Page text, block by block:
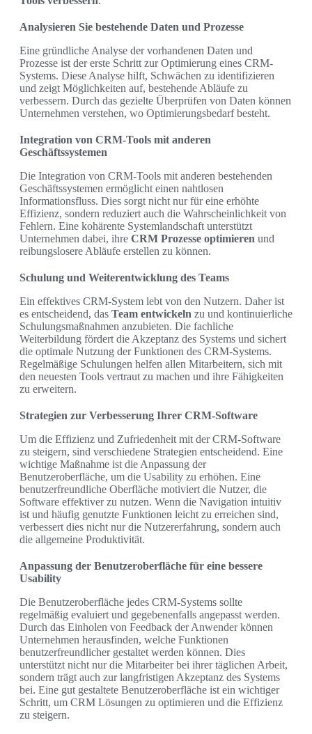
Analysieren Sie bestehende Daten und Prozesse
Eine gründliche Analyse der vorhandenen Daten und
Prozesse ist der erste Schritt zur Optimierung eines CRM-
Systems. Diese Analyse hilft, Schwächen zu identifizieren
und zeigt Möglichkeiten auf, bestehende Abläufe zu
verbessern. Durch das gezielte Überprüfen von Daten können
Unternehmen verstehen, wo Optimierungsbedarf besteht.
Integration von CRM-Tools mit anderen
Geschäftssystemen
Die Integration von CRM-Tools mit anderen bestehenden
Geschäftssystemen ermöglicht einen nahtlosen
Informationsfluss. Dies sorgt nicht nur für eine erhöhte
Effizienz, sondern reduziert auch die Wahrscheinlichkeit von
Fehlern. Eine kohärente Systemlandschaft unterstützt
Unternehmen dabei, ihre CRM Prozesse optimieren und
reibungslosere Abläufe erstellen zu können.
Schulung und Weiterentwicklung des Teams
Ein effektives CRM-System lebt von den Nutzern. Daher ist
es entscheidend, das Team entwickeln zu und kontinuierliche
Schulungsmaßnahmen anzubieten. Die fachliche
Weiterbildung fördert die Akzeptanz des Systems und sichert
die optimale Nutzung der Funktionen des CRM-Systems.
Regelmäßige Schulungen helfen allen Mitarbeitern, sich mit
den neuesten Tools vertraut zu machen und ihre Fähigkeiten
zu erweitern.
Strategien zur Verbesserung Ihrer CRM-Software
Um die Effizienz und Zufriedenheit mit der CRM-Software
zu steigern, sind verschiedene Strategien entscheidend. Eine
wichtige Maßnahme ist die Anpassung der
Benutzeroberfläche, um die Usability zu erhöhen. Eine
benutzerfreundliche Oberfläche motiviert die Nutzer, die
Software effektiver zu nutzen. Wenn die Navigation intuitiv
ist und häufig genutzte Funktionen leicht zu erreichen sind,
verbessert dies nicht nur die Nutzererfahrung, sondern auch
die allgemeine Produktivität.
Anpassung der Benutzeroberfläche für eine bessere
Usability
Die Benutzeroberfläche jedes CRM-Systems sollte
regelmäßig evaluiert und gegebenenfalls angepasst werden.
Durch das Einholen von Feedback der Anwender können
Unternehmen herausfinden, welche Funktionen
benutzerfreundlicher gestaltet werden können. Dies
unterstützt nicht nur die Mitarbeiter bei ihrer täglichen Arbeit,
sondern trägt auch zur langfristigen Akzeptanz des Systems
bei. Eine gut gestaltete Benutzeroberfläche ist ein wichtiger
Schritt, um CRM Lösungen zu optimieren und die Effizienz
zu steigern.